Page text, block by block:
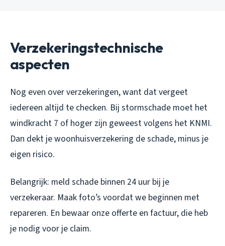
Verzekeringstechnische
aspecten
Nog even over verzekeringen, want dat vergeet
iedereen altijd te checken. Bij stormschade moet het
windkracht 7 of hoger zijn geweest volgens het KNMI.
Dan dekt je woonhuisverzekering de schade, minus je
eigen risico.
Belangrijk: meld schade binnen 24 uur bij je
verzekeraar. Maak foto’s voordat we beginnen met
repareren. En bewaar onze offerte en factuur, die heb
je nodig voor je claim.